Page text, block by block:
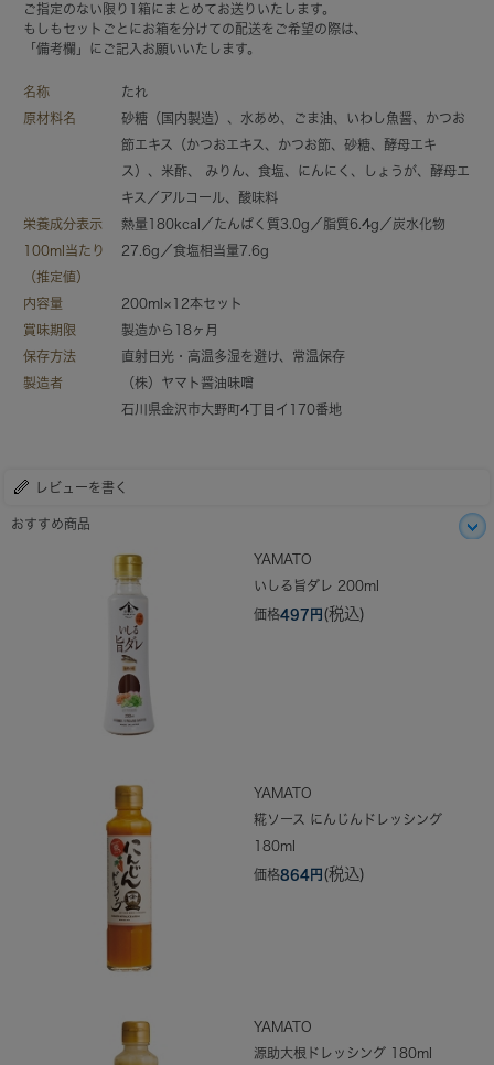
ご指定のない限り1箱にまとめてお送りいたします。
もしもセットごとにお箱を分けての配送をご希望の際は、
「備考欄」にご記入お願いいたします。
名称
たれ
原材料名
砂糖（国内製造）、水あめ、ごま油、いわし魚醤、かつお
節エキス（かつおエキス、かつお節、砂糖、酵母エキ
ス）、米酢、 みりん、食塩、にんにく、しょうが、酵母エ
キス／アルコール、酸味料
栄養成分表示
100ml当たり
（推定値）
熱量180kcal／たんぱく質3.0g／脂質6.4g／炭水化物
27.6g／食塩相当量7.6g
内容量
200ml×12本セット
賞味期限
製造から18ヶ月
保存方法
直射日光・高温多湿を避け、常温保存
製造者
（株）ヤマト醤油味噌
石川県金沢市大野町4丁目イ170番地
レビューを書く
おすすめ商品
YAMATO
いしる旨ダレ 200ml
価格497円 (税込)
YAMATO
糀ソース にんじんドレッシング
180ml
価格864円 (税込)
YAMATO
源助大根ドレッシング 180ml